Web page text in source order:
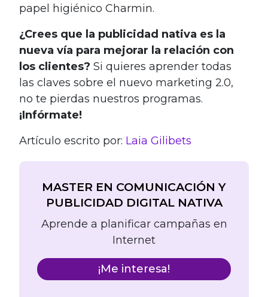
papel higiénico Charmin.
¿Crees que la publicidad nativa es la
nueva vía para mejorar la relación con
los clientes? Si quieres aprender todas
las claves sobre el nuevo marketing 2.0,
no te pierdas nuestros programas.
¡Infórmate!
Artículo escrito por: Laia Gilibets
MASTER EN COMUNICACIÓN Y
PUBLICIDAD DIGITAL NATIVA
Aprende a planificar campañas en
Internet
¡Me interesa!